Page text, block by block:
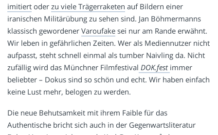
imitiert oder zu viele Trägerraketen auf Bildern einer
iranischen Militärübung zu sehen sind. Jan Böhmermanns
klassisch gewordener Varoufake sei nur am Rande erwähnt.
Wir leben in gefährlichen Zeiten. Wer als Mediennutzer nicht
aufpasst, steht schnell einmal als tumber Naivling da. Nicht
zufällig wird das Münchner Filmfestival DOK.fest immer
beliebter – Dokus sind so schön und echt. Wir haben einfach
keine Lust mehr, belogen zu werden.
Die neue Behutsamkeit mit ihrem Faible für das
Authentische bricht sich auch in der Gegenwartsliteratur